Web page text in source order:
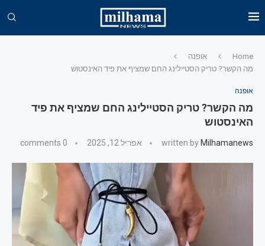
Home
אופנה
מה הקשר? טריק הסטיילינג החם שמציף את פיד האינסטוש
אופנה
מה הקשר? טריק הסטיילינג החם שמציף את פיד
האינסטוש
written by Milhamanews אפריל 12, 2025 0 comments